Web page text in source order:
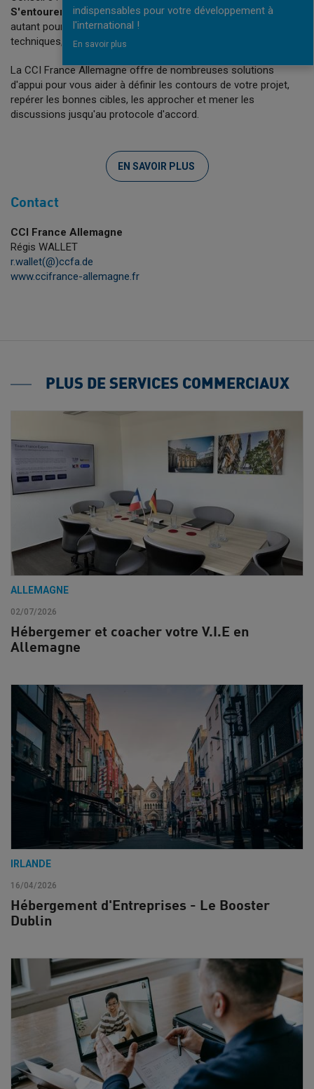
S'entourer d'experts M&A capables d’apporter un éclairage
autant pour les aspects interculturels que pour les sujets
techniques, financiers ou réglementaires
La CCI France Allemagne offre de nombreuses solutions
d'appui pour vous aider à définir les contours de votre projet,
repérer les bonnes cibles, les approcher et mener les
discussions jusqu'au protocole d'accord.
EN SAVOIR PLUS
Contact
CCI France Allemagne
Régis WALLET
r.wallet(@)ccfa.de
www.ccifrance-allemagne.fr
PLUS DE SERVICES COMMERCIAUX
ALLEMAGNE
02/07/2026
Hébergemer et coacher votre V.I.E en
Allemagne
IRLANDE
16/04/2026
Hébergement d'Entreprises - Le Booster
Dublin
indispensables pour votre développement à
l'international !
En savoir plus